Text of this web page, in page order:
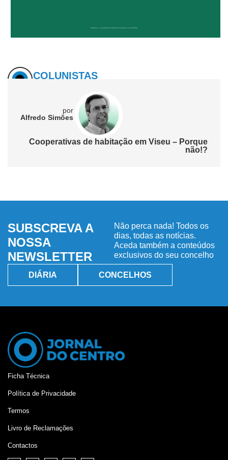
COLUNISTAS
por
Alfredo Simões
Cooperativas de habitação em Viseu – Porque
não!?
SUBSCREVA A
NOSSA
NEWSLETTER
Não perca nada! Todos os
dias, todas as notícias.
Aceda também a conteúdos
exclusivos do seu concelho
DIÁRIA CONCELHOS
Ficha Técnica
Política de Privacidade
Termos
Livro de Reclamações
Contactos